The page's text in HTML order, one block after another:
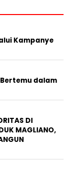
Kampanye
Bertemu dalam
DI
MAGLIANO,